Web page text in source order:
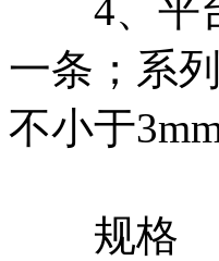
4、平台
一条；系
不小于
规格